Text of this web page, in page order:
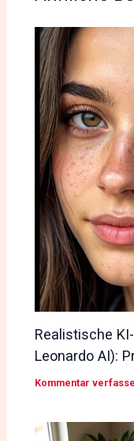
Realistische
Leonardo AI):
Kommentar